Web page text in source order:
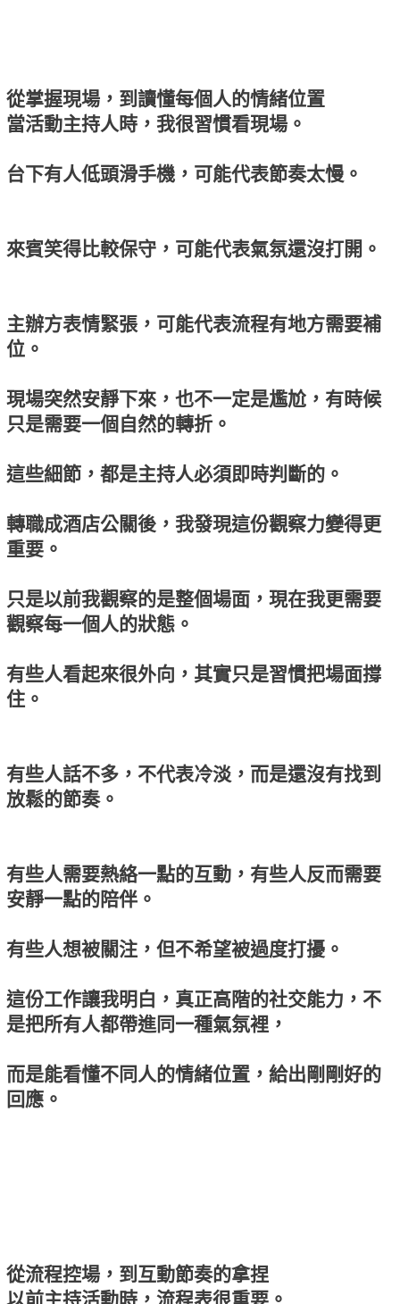
從掌握現場，到讀懂每個人的情緒位置
當活動主持人時，我很習慣看現場。
台下有人低頭滑手機，可能代表節奏太慢。
來賓笑得比較保守，可能代表氣氛還沒打開。
主辦方表情緊張，可能代表流程有地方需要補
位。
現場突然安靜下來，也不一定是尷尬，有時候
只是需要一個自然的轉折。
這些細節，都是主持人必須即時判斷的。
轉職成酒店公關後，我發現這份觀察力變得更
重要。
只是以前我觀察的是整個場面，現在我更需要
觀察每一個人的狀態。
有些人看起來很外向，其實只是習慣把場面撐
住。
有些人話不多，不代表冷淡，而是還沒有找到
放鬆的節奏。
有些人需要熱絡一點的互動，有些人反而需要
安靜一點的陪伴。
有些人想被關注，但不希望被過度打擾。
這份工作讓我明白，真正高階的社交能力，不
是把所有人都帶進同一種氣氛裡，
而是能看懂不同人的情緒位置，給出剛剛好的
回應。
從流程控場，到互動節奏的拿捏
以前主持活動時，流程表很重要。